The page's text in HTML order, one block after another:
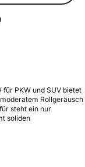
für PKW und SUV bietet
Rollgeräusch
steht ein nur
soliden